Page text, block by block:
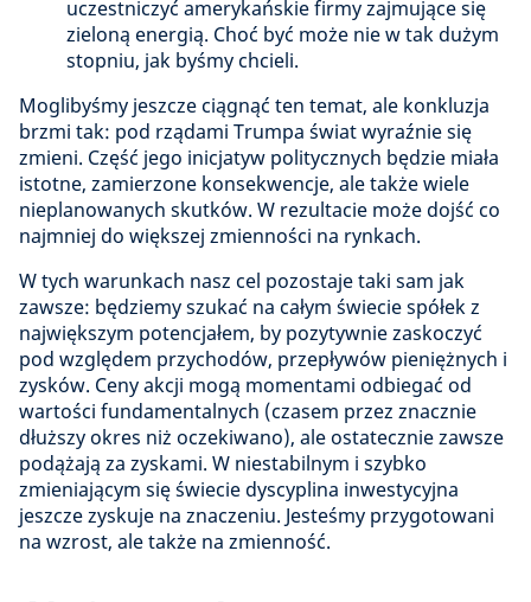
uczestniczyć amerykańskie firmy zajmujące się
zieloną energią. Choć być może nie w tak dużym
stopniu, jak byśmy chcieli.
Moglibyśmy jeszcze ciągnąć ten temat, ale konkluzja
brzmi tak: pod rządami Trumpa świat wyraźnie się
zmieni. Część jego inicjatyw politycznych będzie miała
istotne, zamierzone konsekwencje, ale także wiele
nieplanowanych skutków. W rezultacie może dojść co
najmniej do większej zmienności na rynkach.
W tych warunkach nasz cel pozostaje taki sam jak
zawsze: będziemy szukać na całym świecie spółek z
największym potencjałem, by pozytywnie zaskoczyć
pod względem przychodów, przepływów pieniężnych i
zysków. Ceny akcji mogą momentami odbiegać od
wartości fundamentalnych (czasem przez znacznie
dłuższy okres niż oczekiwano), ale ostatecznie zawsze
podążają za zyskami. W niestabilnym i szybko
zmieniającym się świecie dyscyplina inwestycyjna
jeszcze zyskuje na znaczeniu. Jesteśmy przygotowani
na wzrost, ale także na zmienność.